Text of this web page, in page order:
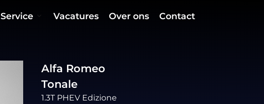
Service Vacatures Over ons Contact
Alfa Romeo
Tonale
1.3T PHEV Edizione